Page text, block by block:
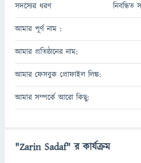
সদস্যের ধরণ নিবন্ধিত
আমার পূর্ণ নাম :
আমার প্রতিষ্ঠানের নাম:
আমার ফেসবুক প্রোফাইল লিঙ্ক:
আমার সম্পর্কে আরো কিছু:
"Zarin Sadaf" র কার্যক্রম